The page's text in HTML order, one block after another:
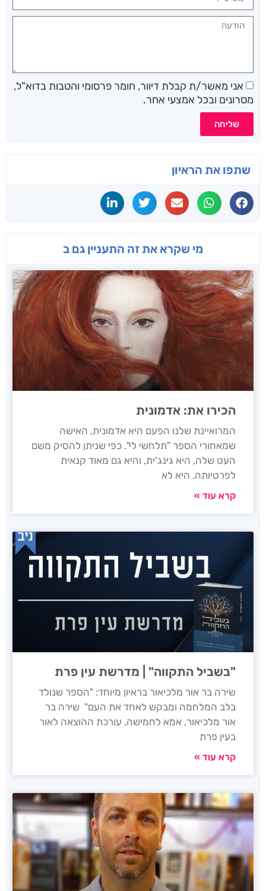
אני מאשר/ת קבלת דיוור, חומר פרסומי והטבות בדוא"ל,
מסרונים ובכל אמצעי אחר.
שליחה
שתפו את הראיון
מי שקרא את זה התעניין גם ב
הכירו את: אדמונית
המרואיינת שלנו הפעם היא אדמונית, האישה
שמאחורי הספר "תלחשי לי". כפי שניתן להסיק משם
העט שלה, היא גינג'ית, והיא גם מאוד קנאית
לפרטיותה. היא לא
קרא עוד »
"בשביל התקווה" | מדרשת עין פרת
שירה בר אור מלכיאור בראיון מיוחד: "הספר שנולד
בלב המלחמה ומבקש לאחד את העם" שירה בר
אור מלכיאור, אמא לחמישה, עורכת ההוצאה לאור
בעין פרת
קרא עוד »